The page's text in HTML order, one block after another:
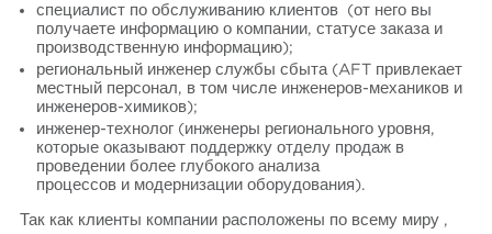
специалист по обслуживанию клиентов (от него вы
получаете информацию о компании, статусе заказа и
производственную информацию);
региональный инженер службы сбыта (AFT привлекает
местный персонал, в том числе инженеров-механиков и
инженеров-химиков);
инженер-технолог (инженеры регионального уровня,
которые оказывают поддержку отделу продаж в
проведении более глубокого анализа
процессов и модернизации оборудования).
Так как клиенты компании расположены по всему миру ,